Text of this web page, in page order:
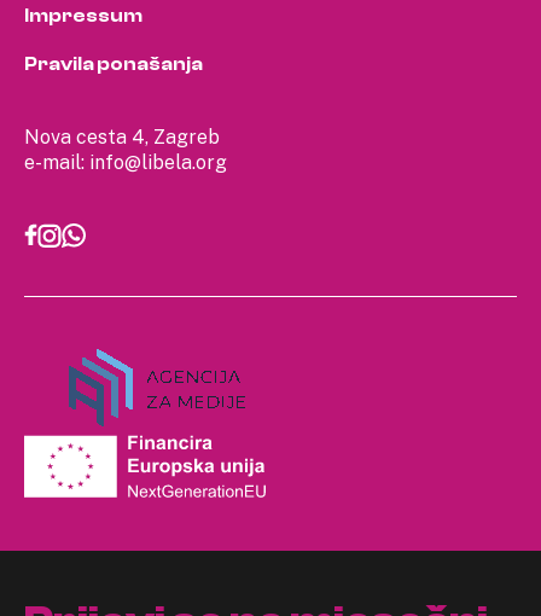
Nova cesta 4, Zagreb
e-mail: info@libela.org
Impressum
Pravila ponašanja